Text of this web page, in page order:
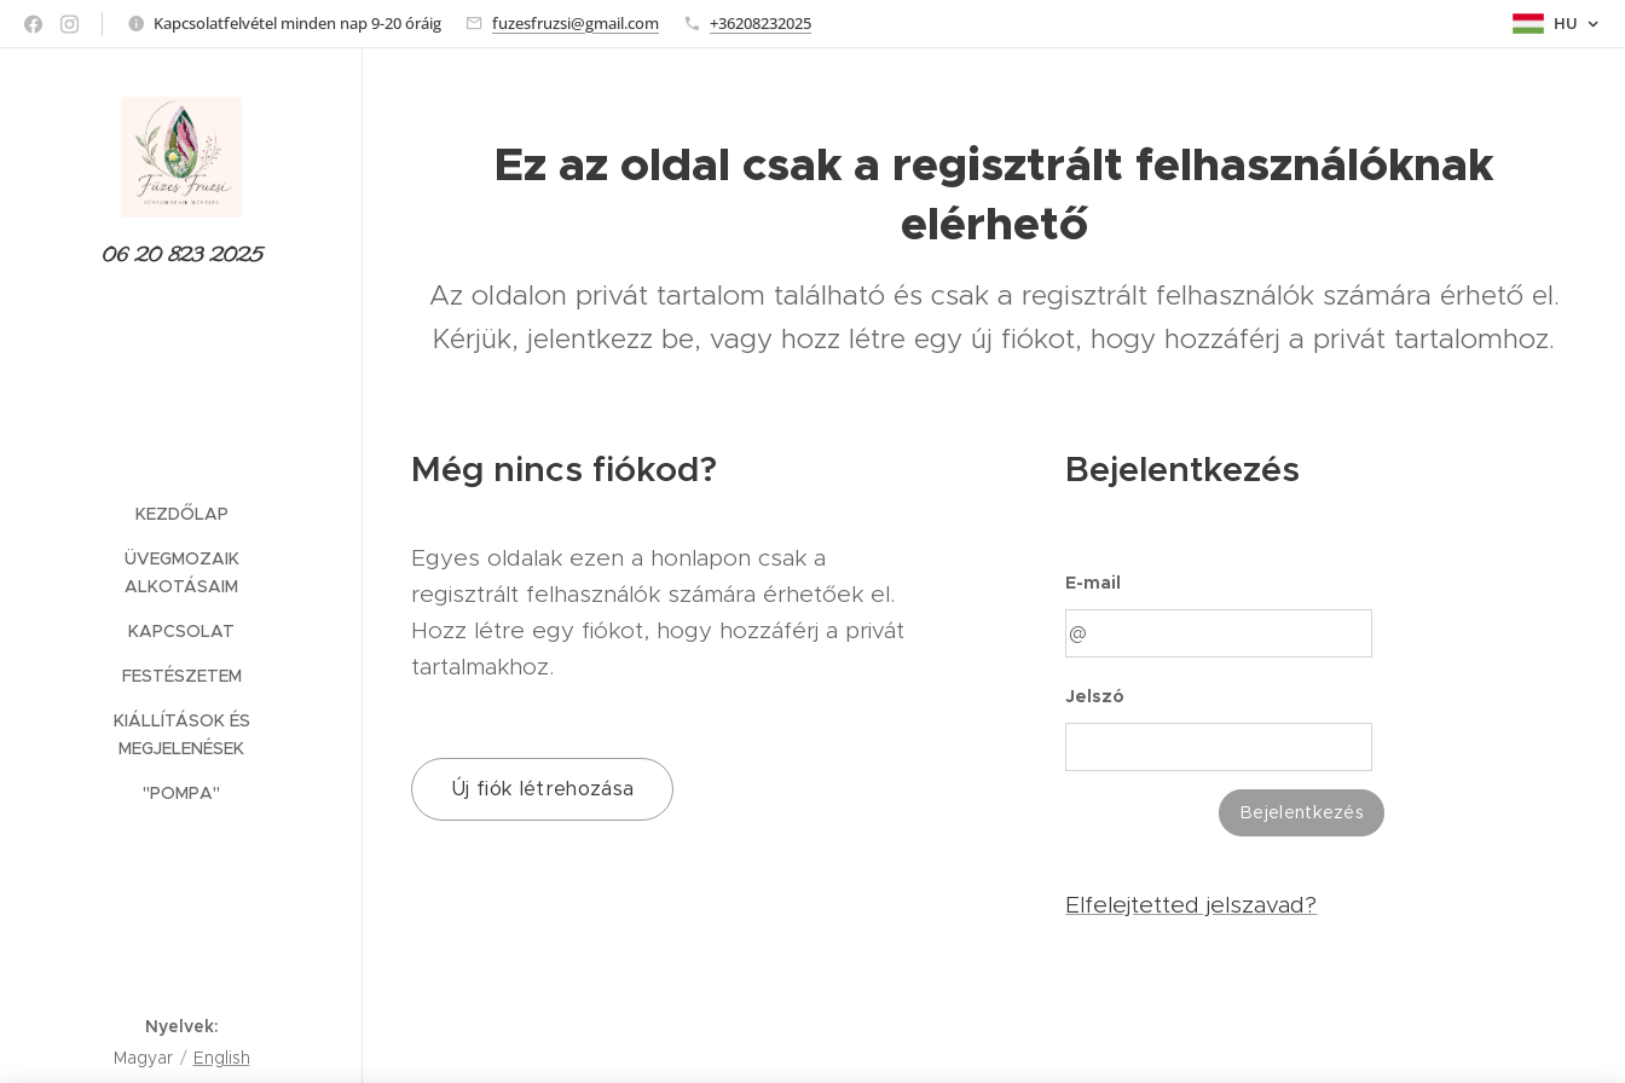
Kapcsolatfelvétel minden nap 9-20 óráig fuzesfruzsi@gmail.com +36208232025 HU
06 20 823 2025
KEZDŐLAP
ÜVEGMOZAIK
ALKOTÁSAIM
KAPCSOLAT
FESTÉSZETEM
KIÁLLÍTÁSOK ÉS
MEGJELENÉSEK
"POMPA"
Ez az oldal csak a regisztrált felhasználóknak
elérhető
Az oldalon privát tartalom található és csak a regisztrált felhasználók számára érhető el.
Kérjük, jelentkezz be, vagy hozz létre egy új fiókot, hogy hozzáférj a privát tartalomhoz.
Még nincs fiókod?
Egyes oldalak ezen a honlapon csak a
regisztrált felhasználók számára érhetőek el.
Hozz létre egy fiókot, hogy hozzáférj a privát
tartalmakhoz.
Új fiók létrehozása
Bejelentkezés
E-mail
Jelszó
Bejelentkezés
Elfelejtetted jelszavad?
Nyelvek
Magyar
English